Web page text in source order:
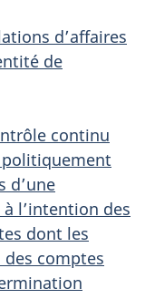
d’affaires
de
continu
politiquement
d’une
l’intention des
dont les
comptes